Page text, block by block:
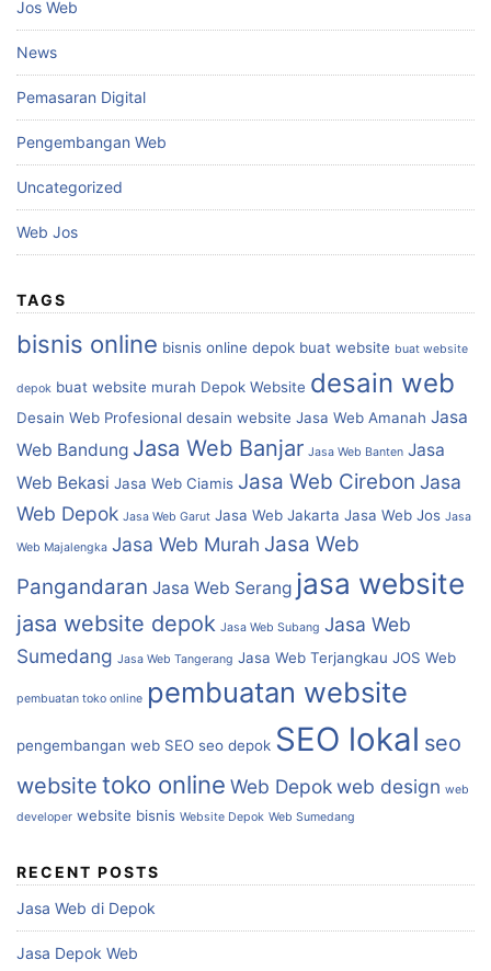
Jos Web
News
Pemasaran Digital
Pengembangan Web
Uncategorized
Web Jos
TAGS
bisnis online bisnis online depok buat website buat website
depok buat website murah Depok Website desain web
Desain Web Profesional desain website Jasa Web Amanah Jasa
Web Bandung Jasa Web Banjar Jasa Web Banten Jasa
Web Bekasi Jasa Web Ciamis Jasa Web Cirebon Jasa
Web Depok Jasa Web Garut Jasa Web Jakarta Jasa Web Jos Jasa
Web Majalengka Jasa Web Murah Jasa Web
Pangandaran Jasa Web Serang jasa website
jasa website depok Jasa Web Subang Jasa Web
Sumedang Jasa Web Tangerang Jasa Web Terjangkau JOS Web
pembuatan toko online pembuatan website
pengembangan web SEO seo depok SEO lokal seo
website toko online Web Depokweb design web
developer website bisnis Website Depok Web Sumedang
RECENT POSTS
Jasa Web di Depok
Jasa Depok Web